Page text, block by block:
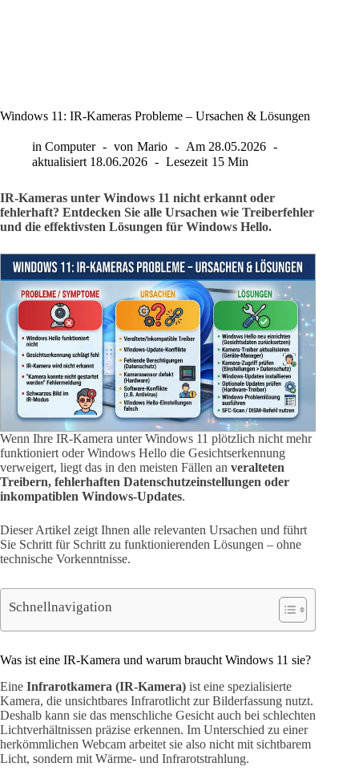
Windows 11: IR-Kameras Probleme – Ursachen & Lösungen
in Computer von Mario Am 28.05.2026
aktualisiert 18.06.2026 Lesezeit 15 Min
IR-Kameras unter Windows 11 nicht erkannt oder
fehlerhaft? Entdecken Sie alle Ursachen wie Treiberfehler
und die effektivsten Lösungen für Windows Hello.
Wenn Ihre IR-Kamera unter Windows 11 plötzlich nicht mehr
funktioniert oder Windows Hello die Gesichtserkennung
verweigert, liegt das in den meisten Fällen an veralteten
Treibern, fehlerhaften Datenschutzeinstellungen oder
inkompatiblen Windows-Updates.
Dieser Artikel zeigt Ihnen alle relevanten Ursachen und führt
Sie Schritt für Schritt zu funktionierenden Lösungen – ohne
technische Vorkenntnisse.
Schnellnavigation
Was ist eine IR-Kamera und warum braucht Windows 11 sie?
Eine Infrarotkamera (IR-Kamera) ist eine spezialisierte
Kamera, die unsichtbares Infrarotlicht zur Bilderfassung nutzt.
Deshalb kann sie das menschliche Gesicht auch bei schlechten
Lichtverhältnissen präzise erkennen. Im Unterschied zu einer
herkömmlichen Webcam arbeitet sie also nicht mit sichtbarem
Licht, sondern mit Wärme- und Infrarotstrahlung.